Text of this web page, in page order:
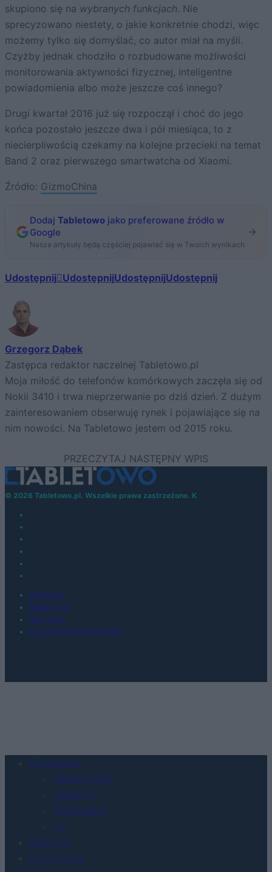
skupiono się na wybranych funkcjach. Nie
sprecyzowano niestety, o jakie konkretnie chodzi, więc
możemy tylko się domyślać, co autor miał na myśli.
Czyżby jednak chodziło o rozbudowane możliwości
monitorowania aktywności fizycznej, inteligentne
powiadomienia albo może jeszcze coś innego?
Drugi kwartał 2016 już się rozpoczął i choć do jego
końca pozostało jeszcze dwa i pół miesiąca, to z
niecierpliwością czekamy na kolejne przecieki na temat
Band 2 oraz pierwszego smartwatcha od Xiaomi.
Źródło: GizmoChina
Dodaj Tabletowo jako preferowane źródło w
Google
Nasze artykuły będą częściej pojawiać się w Twoich wynikach
Udostępnij UdostępnijUdostępnijUdostępnij
Grzegorz Dąbek
Zastępca redaktor naczelnej Tabletowo.pl
Moja miłość do telefonów komórkowych zaczęła się od
Nokii 3410 i trwa nieprzerwanie po dziś dzień. Z dużym
zainteresowaniem obserwuję rynek i pojawiające się na
nim nowości. Na Tabletowo jestem od 2015 roku.
© 2026 Tabletowo.pl. Wszelkie prawa zastrzeżone. K
KONTAKT
REDAKCJA
REKLAMA
POLITYKA PRYWATNOŚCI
Urządzenia
SMARTFONY
TABLETY
WEARABLE
TV
Recenzje
Porównania